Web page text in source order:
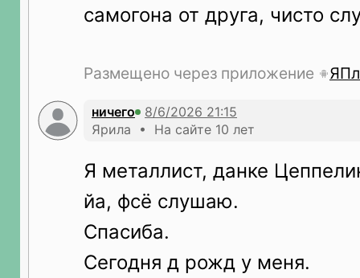
самогона от друга, чисто
Размещено через приложение
ничего
Ярила • На сайте 10 лет
Я металлист, данке
йа, фсё слушаю.
Спасиба.
Сегодня д рожд у меня.